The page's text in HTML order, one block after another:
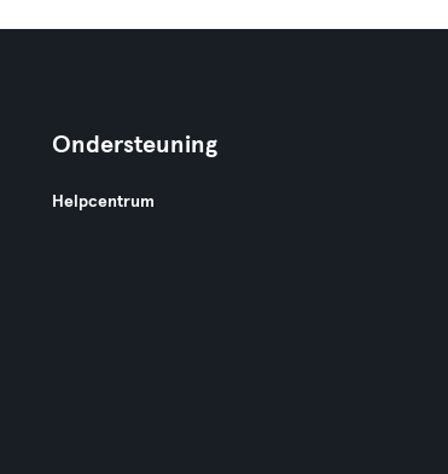
Ondersteuning
Helpcentrum